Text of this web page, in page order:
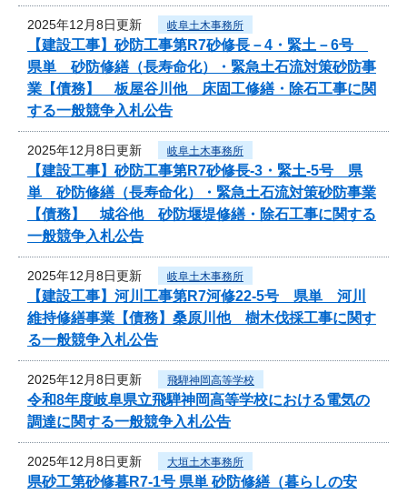
2025年12月8日更新 岐阜土木事務所
【建設工事】砂防工事第R7砂修長－4・緊土－6号
県単 砂防修繕（長寿命化）・緊急土石流対策砂防事
業【債務】 板屋谷川他 床固工修繕・除石工事に関
する一般競争入札公告
2025年12月8日更新 岐阜土木事務所
【建設工事】砂防工事第R7砂修長-3・緊土-5号 県
単 砂防修繕（長寿命化）・緊急土石流対策砂防事業
【債務】 城谷他 砂防堰堤修繕・除石工事に関する
一般競争入札公告
2025年12月8日更新 岐阜土木事務所
【建設工事】河川工事第R7河修22-5号 県単 河川
維持修繕事業【債務】桑原川他 樹木伐採工事に関す
る一般競争入札公告
2025年12月8日更新 飛騨神岡高等学校
令和8年度岐阜県立飛騨神岡高等学校における電気の
調達に関する一般競争入札公告
2025年12月8日更新 大垣土木事務所
県砂工第砂修暮R7-1号 県単 砂防修繕（暮らしの安